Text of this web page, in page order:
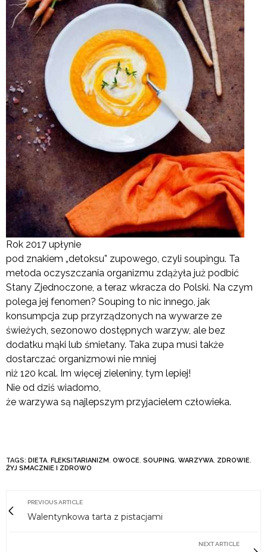
Rok 2017 upłynie
pod znakiem „detoksu” zupowego, czyli soupingu. Ta
metoda oczyszczania organizmu zdążyła już podbić
Stany Zjednoczone, a teraz wkracza do Polski. Na czym
polega jej fenomen? Souping to nic innego, jak
konsumpcja zup przyrządzonych na wywarze ze
świeżych, sezonowo dostępnych warzyw, ale bez
dodatku mąki lub śmietany. Taka zupa musi także
dostarczać organizmowi nie mniej
niż 120 kcal. Im więcej zieleniny, tym lepiej!
Nie od dziś wiadomo,
że warzywa są najlepszym przyjacielem człowieka.
TAGS: DIETA, FLEKSITARIANIZM, OWOCE, SOUPING, WARZYWA, ZDROWIE,
ŻYJ SMACZNIE I ZDROWO
PREVIOUS ARTICLE
Walentynkowa tarta z pistacjami
NEXT ARTICLE